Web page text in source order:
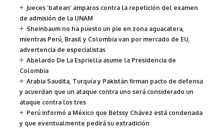
Jueces ‘batean’ amparos contra la repetición del examen
de admisión de la UNAM
Sheinbaum no ha puesto un pie en zona aguacatera,
mientras Perú, Brasil y Colombia van por mercado de EU,
advertencia de especialistas
Abelardo De La Espriella asume la Presidencia de
Colombia
Arabia Saudita, Turquía y Pakistán firman pacto de defensa
y acuerdan que un ataque contra uno será considerado un
ataque contra los tres
Perú informó a México que Betssy Chávez está condenada
y que eventualmente pedirá su extradición